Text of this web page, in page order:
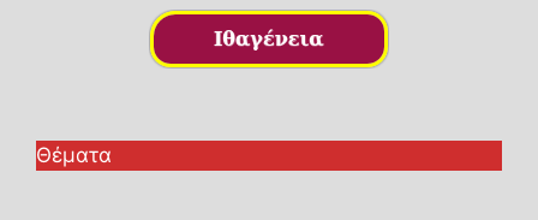
Θέματα